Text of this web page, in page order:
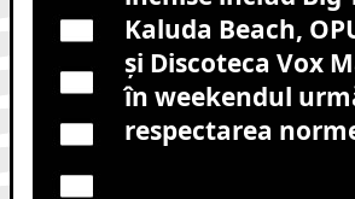
Kaluda Beach,
și Discoteca Vox
în weekendul
respectarea